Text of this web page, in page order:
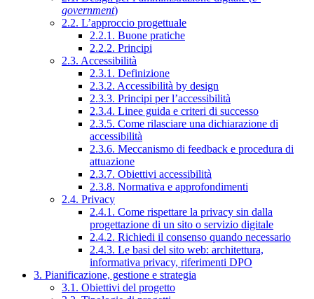
government)
2.2. L’approccio progettuale
2.2.1. Buone pratiche
2.2.2. Principi
2.3. Accessibilità
2.3.1. Definizione
2.3.2. Accessibilità by design
2.3.3. Principi per l’accessibilità
2.3.4. Linee guida e criteri di successo
2.3.5. Come rilasciare una dichiarazione di
accessibilità
2.3.6. Meccanismo di feedback e procedura di
attuazione
2.3.7. Obiettivi accessibilità
2.3.8. Normativa e approfondimenti
2.4. Privacy
2.4.1. Come rispettare la privacy sin dalla
progettazione di un sito o servizio digitale
2.4.2. Richiedi il consenso quando necessario
2.4.3. Le basi del sito web: architettura,
informativa privacy, riferimenti DPO
3. Pianificazione, gestione e strategia
3.1. Obiettivi del progetto